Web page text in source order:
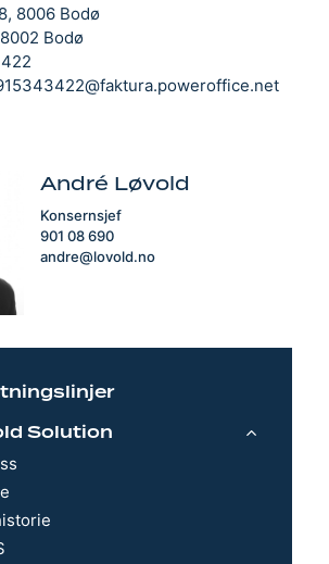
8006 Bodø
Bodø
André Løvold
Konsernsjef
901 08 690
andre@lovold.no
Solution